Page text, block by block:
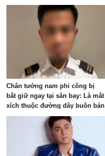
Chân tướng nam phi công bị
bắt giữ ngay tại sân bay: Là mắt
xích thuộc đường dây buôn bán
ma túy quốc tế